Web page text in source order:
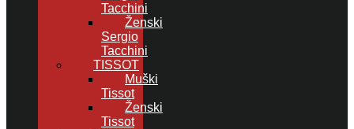
Tacchini
Ženski
Sergio
Tacchini
TISSOT
Muški
Tissot
Ženski
Tissot